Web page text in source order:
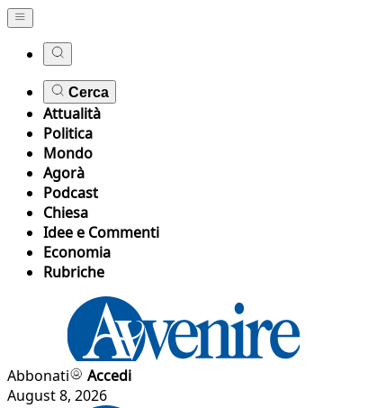
Cerca
Attualità
Politica
Mondo
Agorà
Podcast
Chiesa
Idee e Commenti
Economia
Rubriche
Abbonati
Accedi
August 8, 2026